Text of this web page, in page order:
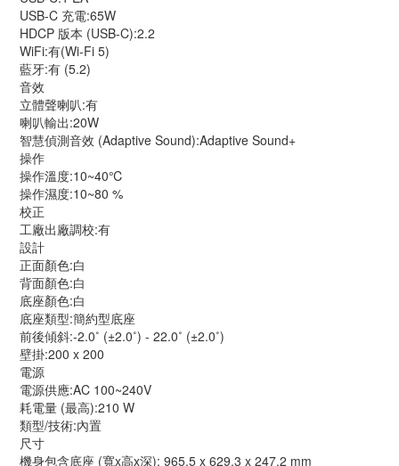
USB-C 充電:65W
HDCP 版本 (USB-C):2.2
WiFi:有(Wi-Fi 5)
藍牙:有 (5.2)
音效
立體聲喇叭:有
喇叭輸出:20W
智慧偵測音效 (Adaptive Sound):Adaptive Sound+
操作
操作溫度:10~40℃
操作濕度:10~80 %
校正
工廠出廠調校:有
設計
正面顏色:白
背面顏色:白
底座顏色:白
底座類型:簡約型底座
前後傾斜:-2.0˚ (±2.0˚) - 22.0˚ (±2.0˚)
壁掛:200 x 200
電源
電源供應:AC 100~240V
耗電量 (最高):210 W
類型/技術:內置
尺寸
機身包含底座 (寬x高x深): 965.5 x 629.3 x 247.2 mm